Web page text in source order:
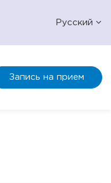
Русский
Запись на прием